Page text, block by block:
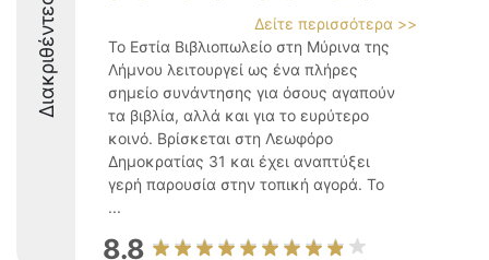
Διακριθέντες
Δείτε περισσότερα >>
Το Εστία Βιβλιοπωλείο στη Μύρινα της
Λήμνου λειτουργεί ως ένα πλήρες
σημείο συνάντησης για όσους αγαπούν
τα βιβλία, αλλά και για το ευρύτερο
κοινό. Βρίσκεται στη Λεωφόρο
Δημοκρατίας 31 και έχει αναπτύξει
γερή παρουσία στην τοπική αγορά. Το
...
8.8